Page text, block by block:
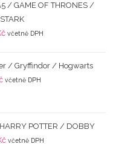
/ GAME OF THRONES /
STARK
včetně DPH
/ Gryffindor / Hogwarts
včetně DPH
POTTER / DOBBY
včetně DPH